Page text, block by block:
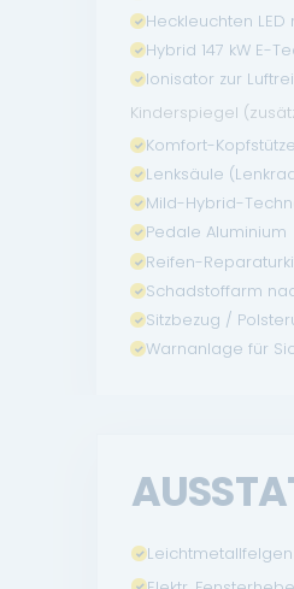
Heckleuchten
Hybrid 147 kW E-
Ionisator zur
Kinderspiegel
Komfort-
Lenksäule
Mild-Hybrid-
Pedale Aluminium
Reifen-
Schadstoffarm
Sitzbezug /
Warnanlage für
Leichtmetallfelgen